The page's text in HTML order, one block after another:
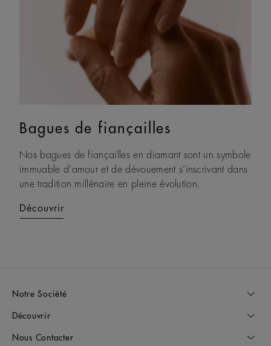
Bagues de fiançailles
Nos bagues de fiançailles en diamant sont un symbole
immuable d’amour et de dévouement s’inscrivant dans
une tradition millénaire en pleine évolution.
Découvrir
Alliances d'éternité
Ornées de diamants naturels sélectionnés à l’œil nu et
sertis à la main, nos alliances intemporelles Eternity
sont des bijoux à chérir pour l’éternité.
Découvrir
Notre Société
Découvrir
Nous Contacter